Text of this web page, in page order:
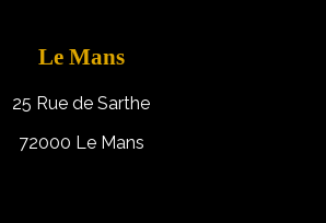
Le Mans
25 Rue de Sarthe
72000 Le Mans